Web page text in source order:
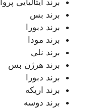
برند بس
برند دبورا
برند مودا
برند نلی
برند هرژن بس
برند دبورا
برند اریکه
برند دوسه